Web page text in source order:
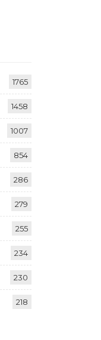
1765
1458
1007
854
286
279
255
234
230
218